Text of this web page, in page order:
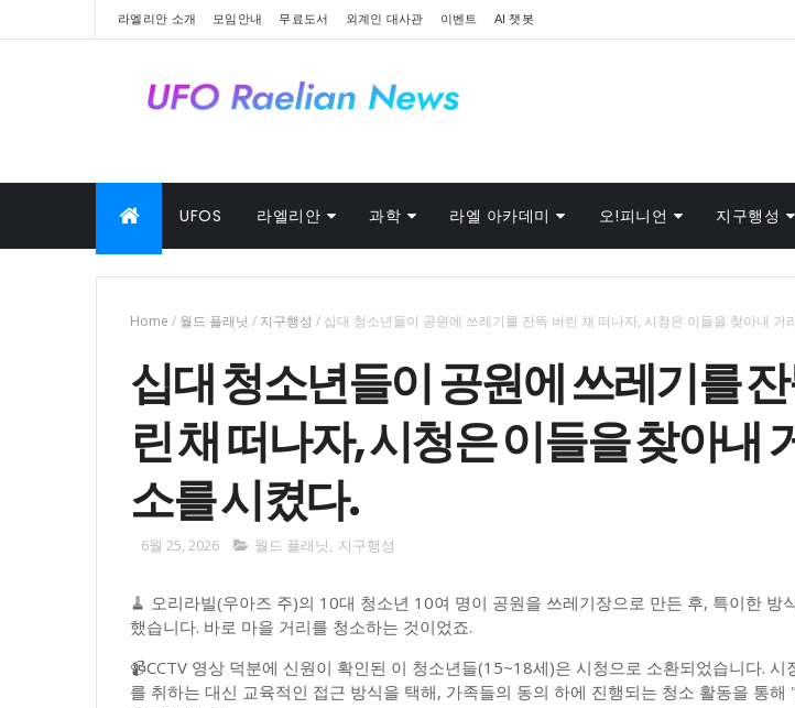
라엘리안 소개 모임안내 무료도서 외계인 대사관 이벤트 AI 챗봇
UFOS 라엘리안 과학 라엘 아카데미 오!피니언 지구행성
Home / 월드 플래닛 / 지구행성 / 십대 청소년들이 공원에 쓰레기를 잔뜩 버린 채 떠나자, 시청은 이들을 찾아내 거
십대 청소년들이 공원에 쓰레기를
린 채 떠나자, 시청은 이들을 찾아내
소를 시켰다.
6월 25, 2026 월드 플래닛, 지구행성
🧹 오리라빌(우아즈 주)의 10대 청소년 10여 명이 공원을 쓰레기장으로 만든 후, 특이한 방
했습니다. 바로 마을 거리를 청소하는 것이었죠.
📹CCTV 영상 덕분에 신원이 확인된 이 청소년들(15~18세)은 시청으로 소환되었습니다. 시
를 취하는 대신 교육적인 접근 방식을 택해, 가족들의 동의 하에 진행되는 청소 활동을 통해